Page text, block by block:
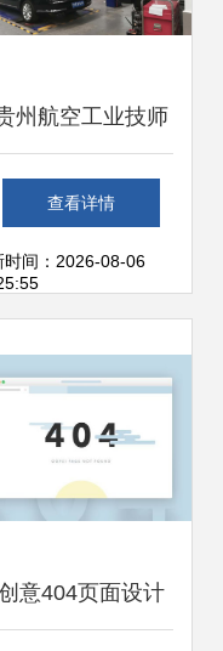
州航空工业技师
学院专业设置与就
前景解析 电脑软
查看详情
时间：2026-08-06
意404页面设计